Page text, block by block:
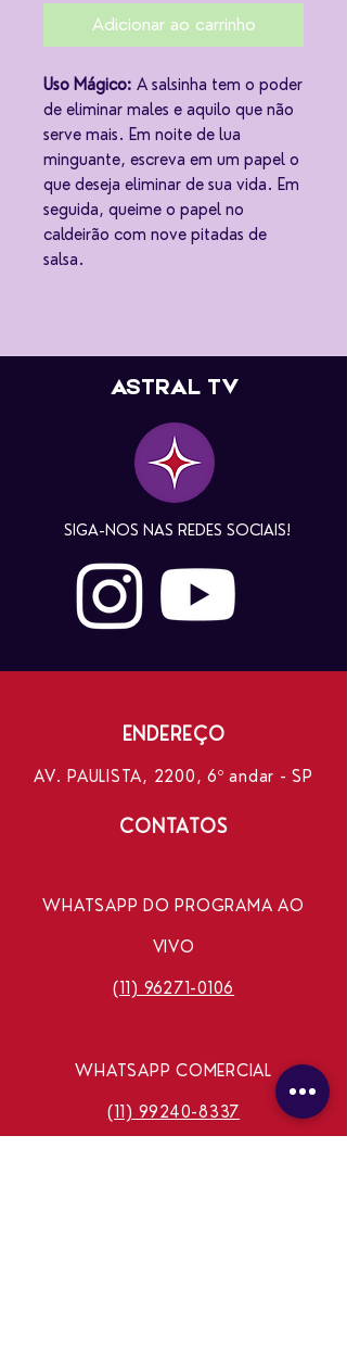
Adicionar ao carrinho
Uso Mágico: A salsinha tem o poder
de eliminar males e aquilo que não
serve mais. Em noite de lua
minguante, escreva em um papel o
que deseja eliminar de sua vida. Em
seguida, queime o papel no
caldeirão com nove pitadas de
salsa.
ASTRAL TV
SIGA-NOS NAS REDES SOCIAIS!
ENDEREÇO
AV. PAULISTA, 2200, 6º andar - SP
CONTATOS
WHATSAPP DO PROGRAMA AO
VIVO
(11) 96271-0106
WHATSAPP COMERCIAL
(11) 99240-8337